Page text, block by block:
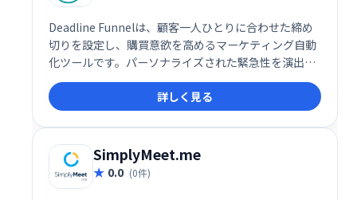
Deadline Funnelは、顧客一人ひとりに合わせた締め
切りを設定し、購買意欲を高めるマーケティング自動
化ツールです。パーソナライズされた緊急性を演出す
ることで、売上アップとビジネス成長を促進します。
独自の期限設定機能で、より効果的なマーケティング
を実現しましょう。
詳しく見る
SimplyMeet.me
0.0 (0件)